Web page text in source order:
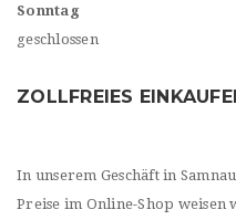
Sonntag
geschlossen
ZOLLFREIES
In unserem Geschäft in
Preise im Online-Shop